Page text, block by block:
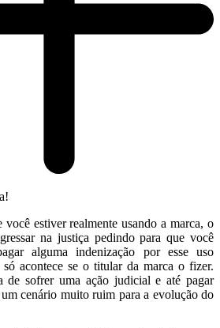
você estiver realmente usando a marca, o
na justiça pedindo para que você
alguma indenização por esse uso
acontece se o titular da marca o fizer.
de sofrer uma ação judicial e até pagar
cenário muito ruim para a evolução do